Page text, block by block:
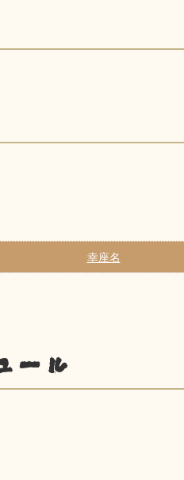
幸座名
ール